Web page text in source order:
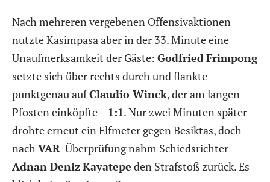
Nach mehreren vergebenen Offensivaktionen
nutzte Kasimpasa aber in der 33. Minute eine
Unaufmerksamkeit der Gäste: GodfriedFrimpong
setzte sich über rechts durch und flankte
punktgenau aufClaudio Winck, der am langen
Pfosten einköpfte – 1:1. Nur zwei Minuten später
drohte erneut ein Elfmeter gegen Besiktas, doch
nachVAR-Überprüfung nahm Schiedsrichter
Adnan DenizKayatepe den Strafstoß zurück. Es